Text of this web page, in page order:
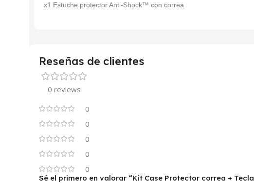
x1 Estuche protector Anti-Shock™ con correa
Reseñas de clientes
0 reviews
0
0
0
0
0
Sé el primero en valorar “Kit Case Protector correa +